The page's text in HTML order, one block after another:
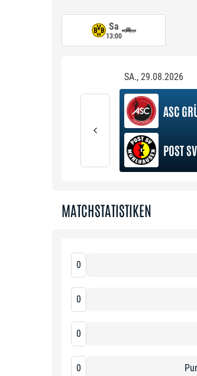
Sa
13:00
SA., 29.08.2026
ASC
POST
MATCHSTATISTIKEN
0
0
0
0